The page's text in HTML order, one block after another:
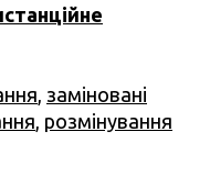
заміновані
розмінування